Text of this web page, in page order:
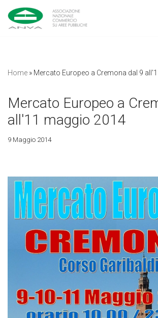
Vai
Home » Mercato Europeo a Cremona dal 9
Mercato Europeo a
all'11 maggio 2014
9 Maggio 2014